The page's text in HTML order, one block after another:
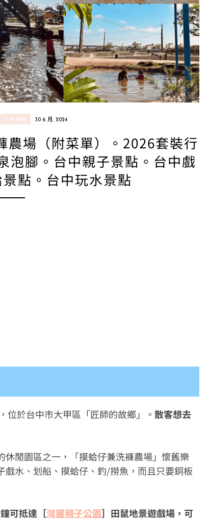
台中景點 30 6 月, 2024
農場（附菜單）。2026套裝行
泡腳。台中親子景點。台中戲
點。台中玩水景點
位於台中市大甲區「匠師的故鄉」。 散客想去
閒園區之一，「摸蛤仔兼洗褲農場」懷舊樂
水、划船、摸蛤仔、釣/撈魚，而且只要銅板
可抵達［灣麗親子公園］田鼠地景遊戲場，可